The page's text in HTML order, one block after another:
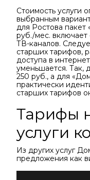
Стоимость услуги
выбранным
для Ростова
руб./мес.
ТВ-каналов.
старших тарифов,
доступа в
уменьшается. Так,
250 руб., а для
практически
старших тарифов
Тарифы
услуги
Из других услуг
предложения как